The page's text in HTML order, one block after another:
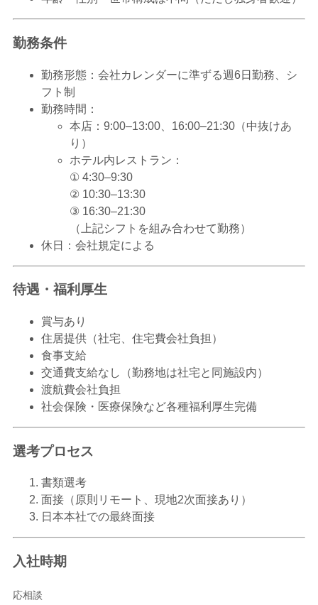
勤務条件
勤務形態：会社カレンダーに準ずる週6日勤務、シ
フト制
勤務時間：
本店：9:00–13:00、16:00–21:30（中抜けあ
り）
ホテル内レストラン：
① 4:30–9:30
② 10:30–13:30
③ 16:30–21:30
（上記シフトを組み合わせて勤務）
休日：会社規定による
待遇・福利厚生
賞与あり
住居提供（社宅、住宅費会社負担）
食事支給
交通費支給なし（勤務地は社宅と同施設内）
渡航費会社負担
社会保険・医療保険など各種福利厚生完備
選考プロセス
書類選考
面接（原則リモート、現地2次面接あり）
日本本社での最終面接
入社時期
応相談